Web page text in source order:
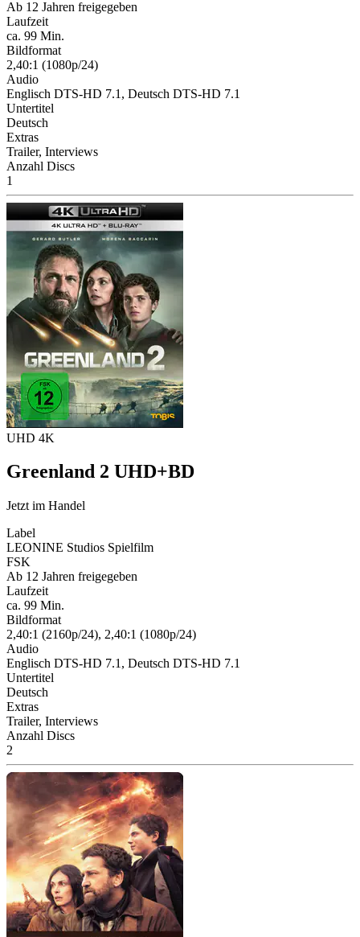
Ab 12 Jahren freigegeben
Laufzeit
ca. 99 Min.
Bildformat
2,40:1 (1080p/24)
Audio
Englisch DTS-HD 7.1, Deutsch DTS-HD 7.1
Untertitel
Deutsch
Extras
Trailer, Interviews
Anzahl Discs
1
UHD 4K
Greenland 2 UHD+BD
Jetzt im Handel
Label
LEONINE Studios Spielfilm
FSK
Ab 12 Jahren freigegeben
Laufzeit
ca. 99 Min.
Bildformat
2,40:1 (2160p/24), 2,40:1 (1080p/24)
Audio
Englisch DTS-HD 7.1, Deutsch DTS-HD 7.1
Untertitel
Deutsch
Extras
Trailer, Interviews
Anzahl Discs
2